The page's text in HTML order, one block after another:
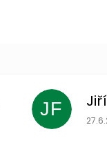
JF